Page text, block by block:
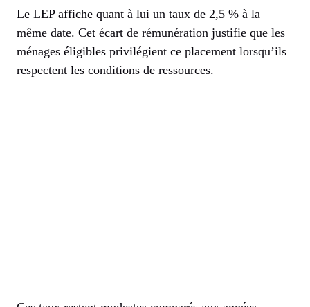
Le LEP affiche quant à lui un taux de 2,5 % à la
même date. Cet écart de rémunération justifie que les
ménages éligibles privilégient ce placement lorsqu’ils
respectent les conditions de ressources.